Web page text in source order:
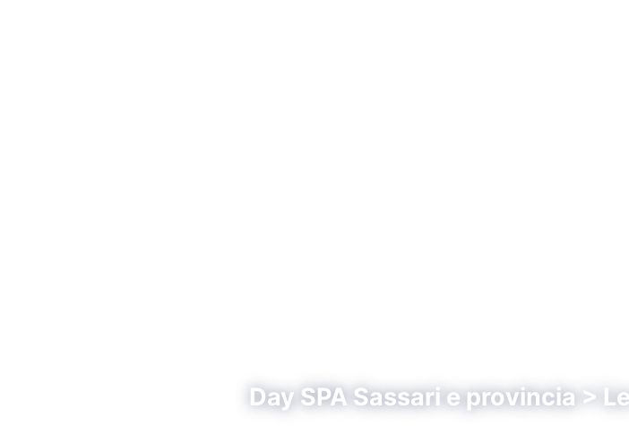
Day SPA Sassari e provincia >